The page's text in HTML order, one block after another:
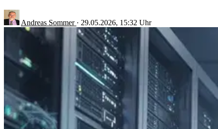
Andreas Sommer · 29.05.2026, 15:32 Uhr